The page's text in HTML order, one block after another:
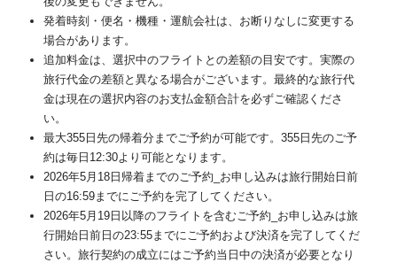
発着時刻・便名・機種・運航会社は、お断りなしに変更する
場合があります。
追加料金は、選択中のフライトとの差額の目安です。実際の
旅行代金の差額と異なる場合がございます。最終的な旅行代
金は現在の選択内容のお支払金額合計を必ずご確認くださ
い。
最大355日先の帰着分までご予約が可能です。355日先のご予
約は毎日12:30より可能となります。
2026年5月18日帰着までのご予約_お申し込みは旅行開始日前
日の16:59までにご予約を完了してください。
2026年5月19日以降のフライトを含むご予約_お申し込みは旅
行開始日前日の23:55までにご予約および決済を完了してくだ
さい。旅行契約の成立にはご予約当日中の決済が必要となり